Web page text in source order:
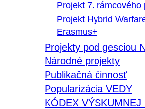
Projekt 7. rámcového
Projekt Hybrid
Erasmus+
Projekty pod gesciou
Národné projekty
Publikačná činnosť
Popularizácia VEDY
KÓDEX VÝSKUMNEJ